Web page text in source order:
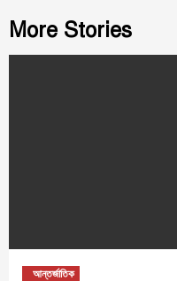
More Stories
আন্তর্জাতিক